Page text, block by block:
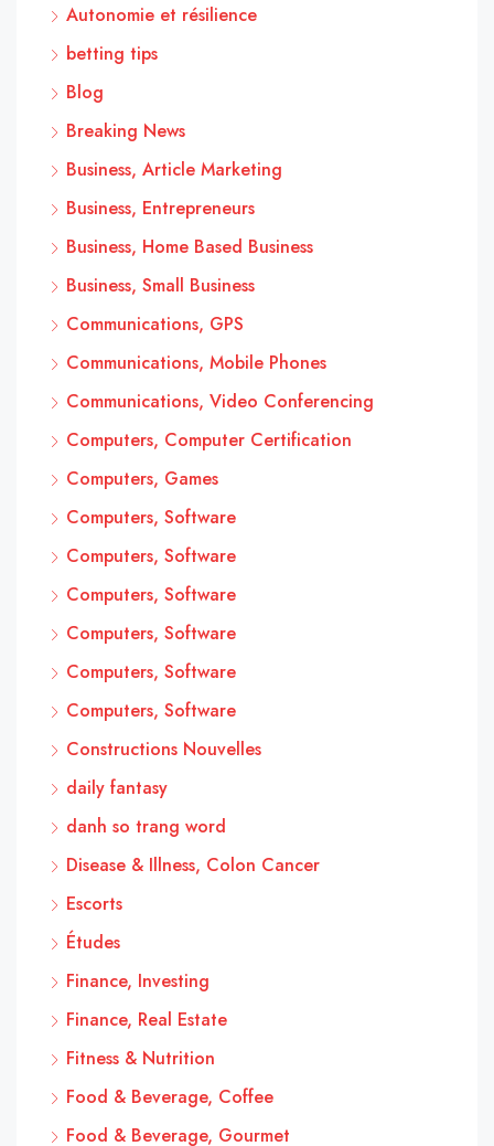
Autonomie et résilience
betting tips
Blog
Breaking News
Business, Article Marketing
Business, Entrepreneurs
Business, Home Based Business
Business, Small Business
Communications, GPS
Communications, Mobile Phones
Communications, Video Conferencing
Computers, Computer Certification
Computers, Games
Computers, Software
Computers, Software
Computers, Software
Computers, Software
Computers, Software
Computers, Software
Constructions Nouvelles
daily fantasy
danh so trang word
Disease & Illness, Colon Cancer
Escorts
Études
Finance, Investing
Finance, Real Estate
Fitness & Nutrition
Food & Beverage, Coffee
Food & Beverage, Gourmet